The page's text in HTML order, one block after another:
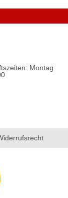
Montag